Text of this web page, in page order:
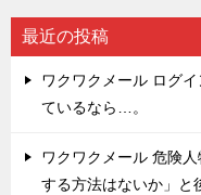
最近の投稿
ワクワクメール ログ
ているなら…。
ワクワクメール 危険
する方法はないか」と